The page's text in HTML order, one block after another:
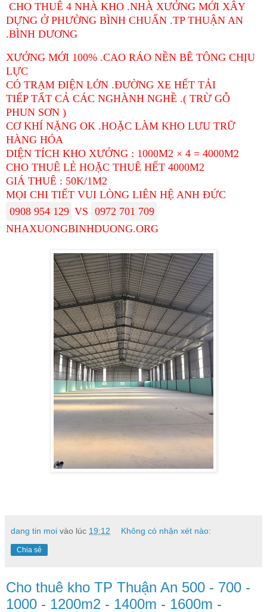
CHO THUÊ 4 NHÀ KHO .NHÀ XƯỞNG MỚI XÂY
DỰNG Ở PHƯỜNG BÌNH CHUẨN .TP THUẬN AN
.BÌNH DƯƠNG
XƯỞNG MỚI 100% .CAO RÁO NỀN BÊ TÔNG CHỊU
LỰC
CÓ TRẠM ĐIỆN LỚN .ĐƯỜNG XE HẾT TẢI
TIẾP TẤT CẢ CÁC NGHÀNH NGHỀ .( TRỪ GỖ
PHUN SƠN )
CƠ KHÍ NẶNG OK .HOẶC LÀM KHO LƯU TRỮ
HÀNG HÓA
DIỆN TÍCH KHO XƯỞNG : 1000M2 × 4 = 4000M2
CHO THUÊ LẺ HOẶC THUÊ HẾT 4000M2
GIÁ THUÊ : 50K/1M2
MỌI CHI TIẾT VUI LÒNG LIÊN HỆ ANH ĐỨC
0908 954 129 VS 0972 701 709
NHAXUONGBINHDUONG.ORG
dang tin moi vào lúc 19:12 Không có nhận xét nào:
Chia sẻ
Cho thuê kho TP Thuận An 500 - 700 -
1000 - 1200m2 - 1400m - 1600m -